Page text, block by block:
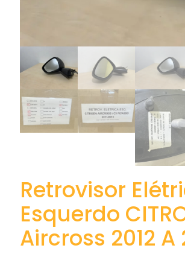
Retrovisor
Esquerdo
Aircross 2012 A